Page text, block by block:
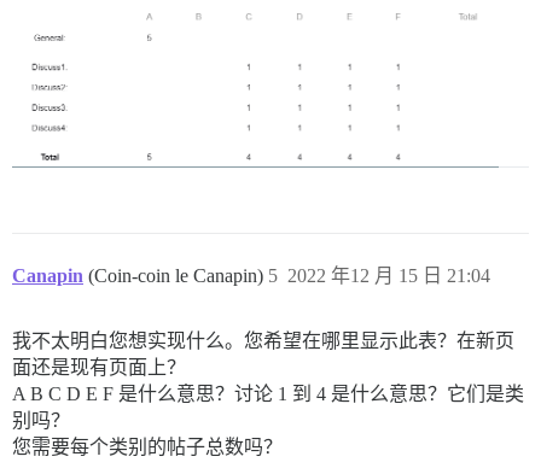
Canapin (Coin-coin le Canapin) 2022 年12 月 15 日 21:04
5
我不太明白您想实现什么。您希望在哪里显示此表？在新页
面还是现有页面上？
A B C D E F 是什么意思？讨论 1 到 4 是什么意思？它们是类
别吗？
您需要每个类别的帖子总数吗？